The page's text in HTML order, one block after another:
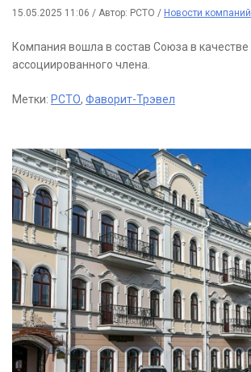
15.05.2025 11:06 / Автор: РСТО / Новости компаний
Компания вошла в состав Союза в качестве
ассоциированного члена.
Метки: РСТО, Фаворит-Трэвел